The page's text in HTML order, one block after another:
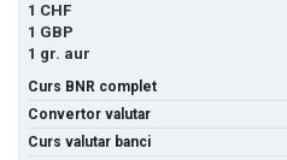
1 CHF
1 GBP
1 gr. aur
Curs BNR complet
Convertor valutar
Curs valutar banci